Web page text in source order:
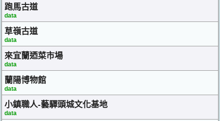
跑馬古道
data
草嶺古道
data
來宜蘭迺菜市場
data
蘭陽博物館
data
小鎮職人-藝驛頭城文化基地
data